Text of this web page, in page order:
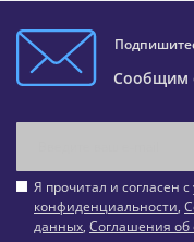
Сообщим
Я прочитал и согласен
конфиденциальности,
данных, Соглашения об